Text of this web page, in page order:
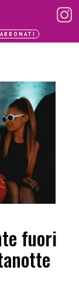
ABBONATI
fuori